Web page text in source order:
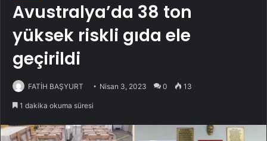
Avustralya’da 38 ton
yüksek riskli gıda ele
geçirildi
FATİH BAŞYURT Nisan 3, 2023 0 13
1 dakika okuma süresi